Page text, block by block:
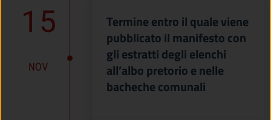
15
NOV
Termine entro il quale viene
pubblicato il manifesto con
gli estratti degli elenchi
all’albo pretorio e nelle
bacheche comunali